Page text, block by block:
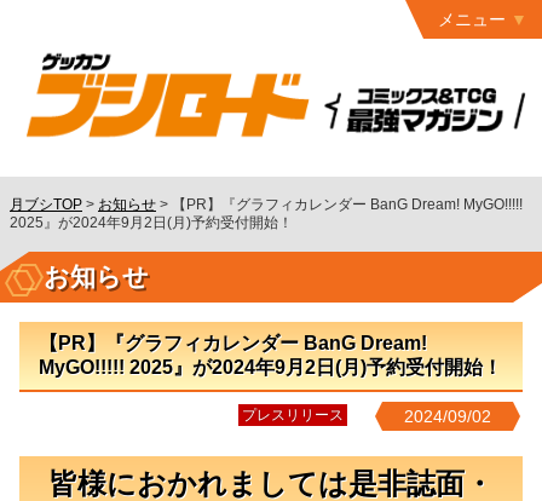
メニュー
最終号
連載作品
読者ページ
お問い合わせ
コミックグロウル
月ブシTOP > お知らせ >
【PR】『グラフィカレンダー BanG Dream! MyGO!!!!!
2025』が2024年9月2日(月)予約受付開始！
お知らせ
【PR】『グラフィカレンダー BanG Dream!
MyGO!!!!! 2025』が2024年9月2日(月)予約受付開始！
2024/09/02
プレスリリース
皆様におかれましては是非誌面・